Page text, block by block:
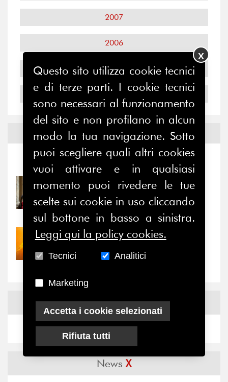
2007
2006
2005
2004
Notizie edEventi
Notizie
31/07/2026
Prima della pausa estiva,
il valore di...
30/07/2026
Nove anni dopo la
“grande cecità”: la...
NewsFacebook
NewsX
Questo sito utilizza cookie tecnici
e di terze parti. I cookie tecnici
sono necessari al funzionamento
del sito e non profilano in alcun
modo la tua navigazione. Sotto
puoi scegliere quali altri cookies
vuoi attivare e in qualsiasi
momento puoi rivedere le tue
scelte sui cookie in uso cliccando
sul bottone in basso a sinistra.
Leggi qui la policy cookies.
Tecnici Analitici
Marketing
Accetta i cookie selezionati
Rifiuta tutti
X